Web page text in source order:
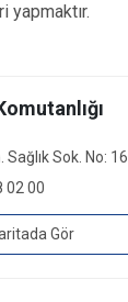
yapmaktır.
Sağlık Sok. No: 16
02 00
Gör